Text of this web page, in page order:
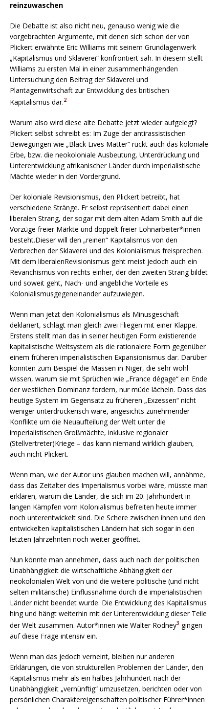
reinzuwaschen
Die Debatte ist also nicht neu, genauso wenig wie die
vorgebrachten Argumente, mit denen sich schon der von
Plickert erwähnte Eric Williams mit seinem Grundlagenwerk
„Kapitalismus und Sklaverei“ konfrontiert sah. In diesem stellt
Williams zu ersten Mal in einer zusammenhängenden
Untersuchung den Beitrag der Sklaverei und
Plantagenwirtschaft zur Entwicklung des britischen
Kapitalismus dar.2
Warum also wird diese alte Debatte jetzt wieder aufgelegt?
Plickert selbst schreibt es: Im Zuge der antirassistischen
Bewegungen wie „Black Lives Matter“ rückt auch das koloniale
Erbe, bzw. die neokoloniale Ausbeutung, Unterdrückung und
Unterentwicklung afrikanischer Länder durch imperialistische
Mächte wieder in den Vordergrund.
Der koloniale Revisionismus, den Plickert betreibt, hat
verschiedene Stränge. Er selbst repräsentiert dabei einen
liberalen Strang, der sogar mit dem alten Adam Smith auf die
Vorzüge freier Märkte und doppelt freier Lohnarbeiter*innen
besteht.Dieser will den „reinen“ Kapitalismus von den
Verbrechen der Sklaverei und des Kolonialismus freisprechen.
Mit dem liberalenRevisionismus geht meist jedoch auch ein
Revanchismus von rechts einher, der den zweiten Strang bildet
und soweit geht, Nach- und angebliche Vorteile es
Kolonialismusgegeneinander aufzuwiegen.
Wenn man jetzt den Kolonialismus als Minusgeschäft
deklariert, schlägt man gleich zwei Fliegen mit einer Klappe.
Erstens stellt man das in seiner heutigen Form existierende
kapitalistische Weltsystem als die rationalere Form gegenüber
einem früheren imperialistischen Expansionismus dar. Darüber
könnten zum Beispiel die Massen in Niger, die sehr wohl
wissen, warum sie mit Sprüchen wie „France dégage“ ein Ende
der westlichen Dominanz fordern, nur müde lächeln. Dass das
heutige System im Gegensatz zu früheren „Exzessen“ nicht
weniger unterdrückerisch wäre, angesichts zunehmender
Konflikte um die Neuaufteilung der Welt unter die
imperialistischen Großmächte, inklusive regionaler
(Stellvertreter)Kriege – das kann niemand wirklich glauben,
auch nicht Plickert.
Wenn man, wie der Autor uns glauben machen will, annähme,
dass das Zeitalter des Imperialismus vorbei wäre, müsste man
erklären, warum die Länder, die sich im 20. Jahrhundert in
langen Kämpfen vom Kolonialismus befreiten heute immer
noch unterentwickelt sind. Die Schere zwischen ihnen und den
entwickelten kapitalistischen Ländern hat sich sogar in den
letzten Jahrzehnten noch weiter geöffnet.
Nun könnte man annehmen, dass auch nach der politischen
Unabhängigkeit die wirtschaftliche Abhängigkeit der
neokolonialen Welt von und die weitere politische (und nicht
selten militärische) Einflussnahme durch die imperialistischen
Länder nicht beendet wurde. Die Entwicklung des Kapitalismus
hing und hängt weiterhin mit der Unterentwicklung dieser Teile
der Welt zusammen. Autor*innen wie Walter Rodney3 gingen
auf diese Frage intensiv ein.
Wenn man das jedoch verneint, bleiben nur anderen
Erklärungen, die von strukturellen Problemen der Länder, den
Kapitalismus mehr als ein halbes Jahrhundert nach der
Unabhängigkeit „vernünftig“ umzusetzen, berichten oder von
persönlichen Charaktereigenschaften politischer Führer*innen